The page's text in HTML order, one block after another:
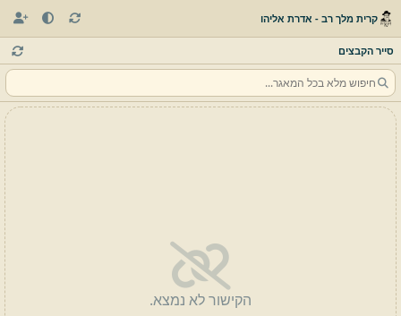
קרית מלך רב - אדרת אליהו
סייר הקבצים
הקישור לא נמצא.